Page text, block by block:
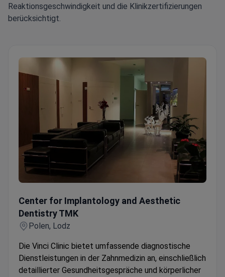
Reaktionsgeschwindigkeit und die Klinikzertifizierungen
berücksichtigt.
Center for Implantology and Aesthetic
Dentistry TMK
Polen, Lodz
Die Vinci Clinic bietet umfassende diagnostische
Dienstleistungen in der Zahnmedizin an, einschließlich
detaillierter Gesundheitsgespräche und körperlicher